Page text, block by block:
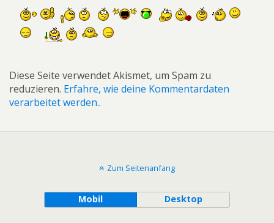
Diese Seite verwendet Akismet, um Spam zu
reduzieren. Erfahre, wie deine Kommentardaten
verarbeitet werden..
Zum Seitenanfang
Mobil Desktop